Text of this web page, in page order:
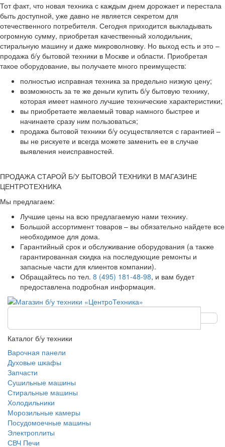
Тот факт, что новая техника с каждым днем дорожает и перестала
быть доступной, уже давно не является секретом для
отечественного потребителя. Сегодня приходится выкладывать
огромную сумму, приобретая качественный холодильник,
стиральную машину и даже микроволновку. Но выход есть и это –
продажа б/у бытовой техники в Москве и области. Приобретая
такое оборудование, вы получаете много преимуществ:
полностью исправная техника за предельно низкую цену;
возможность за те же деньги купить б/у бытовую технику,
которая имеет намного лучшие технические характеристики;
вы приобретаете желаемый товар намного быстрее и
начинаете сразу ним пользоваться;
продажа бытовой техники б/у осуществляется с гарантией –
вы не рискуете и всегда можете заменить ее в случае
выявления неисправностей.
ПРОДАЖА СТАРОЙ Б/У БЫТОВОЙ ТЕХНИКИ В МАГАЗИНЕ
ЦЕНТРОТЕХНИКА
Мы предлагаем:
Лучшие цены на всю предлагаемую нами технику.
Большой ассортимент товаров – вы обязательно найдете все
необходимое для дома.
Гарантийный срок и обслуживание оборудования (а также
гарантированная скидка на последующие ремонты и
запасные части для клиентов компании).
Обращайтесь по тел. 8 (495) 181-48-98, и вам будет
предоставлена подробная информация.
Каталог б/у техники
Варочная панели
Духовые шкафы
Запчасти
Сушильные машины
Стиральные машины
Холодильники
Морозильные камеры
Посудомоечные машины
Электроплиты
СВЧ Печи